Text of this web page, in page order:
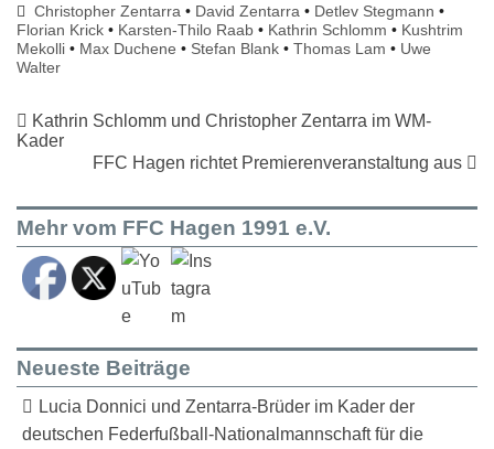
Christopher Zentarra • David Zentarra • Detlev Stegmann •
Florian Krick • Karsten-Thilo Raab • Kathrin Schlomm • Kushtrim
Mekolli • Max Duchene • Stefan Blank • Thomas Lam • Uwe
Walter
Kathrin Schlomm und Christopher Zentarra im WM-
Kader
FFC Hagen richtet Premierenveranstaltung aus
Mehr vom FFC Hagen 1991 e.V.
Neueste Beiträge
Lucia Donnici und Zentarra-Brüder im Kader der
deutschen Federfußball-Nationalmannschaft für die